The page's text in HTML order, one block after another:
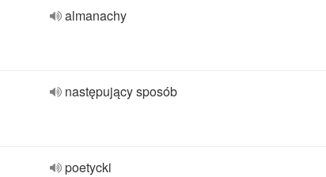
almanachy
następujący sposób
poetycki